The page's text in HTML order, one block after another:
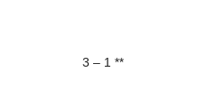
3 – 1 **